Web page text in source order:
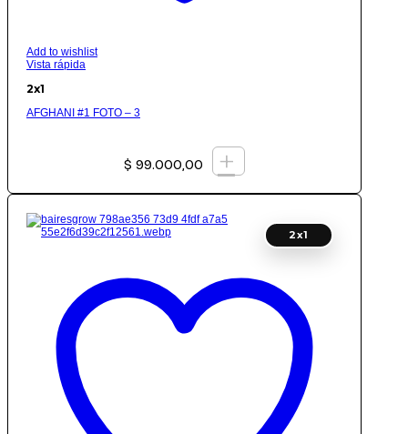
Add to wishlist
Vista rápida
2x1
AFGHANI #1 FOTO – 3
$ 99.000,00 +
2x1